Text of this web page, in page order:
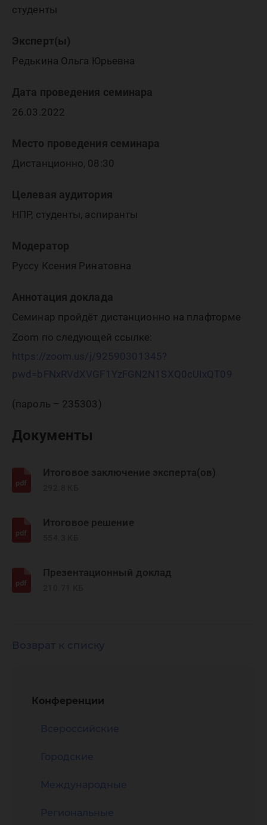
студенты
Эксперт(ы)
Редькина Ольга Юрьевна
Дата проведения семинара
26.03.2022
Место проведения семинара
Дистанционно, 08:30
Целевая аудитория
НПР, студенты, аспиранты
Модератор
Руссу Ксения Ринатовна
Аннотация доклада
Семинар пройдёт дистанционно на плафторме
Zoom по следующей ссылке:
https://zoom.us/j/92590301345?
pwd=bFNxRVdXVGF1YzFGN2N1SXQ0cUIxQT09
(пароль – 235303)
Документы
Итоговое заключение эксперта(ов)
Итоговое решение
Презентационный доклад
Возврат к списку
Конференции